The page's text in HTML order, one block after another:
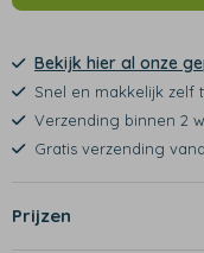
Bekijk hier al onze
Snel en makkelijk zelf
Verzending binnen 2
Gratis verzending
Prijzen